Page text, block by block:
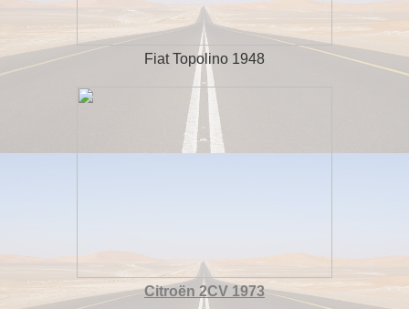
Fiat Topolino 1948
Citroën 2CV 1973